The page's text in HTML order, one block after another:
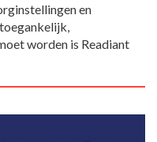
en
worden is Readiant